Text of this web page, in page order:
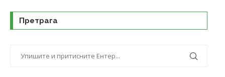
Претрага